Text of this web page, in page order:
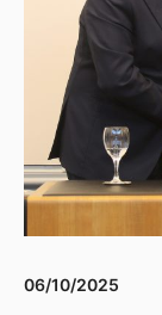
06/10/2025